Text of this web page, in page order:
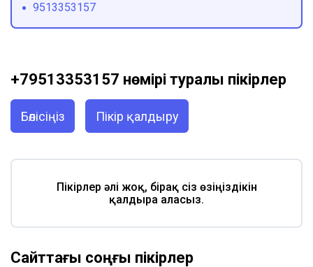
9513353157
+79513353157 нөмірі туралы пікірлер
Бөлісіңіз Пікір қалдыру
Пікірлер әлі жоқ, бірақ сіз өзіңіздікін
қалдыра аласыз.
Сайттағы соңғы пікірлер